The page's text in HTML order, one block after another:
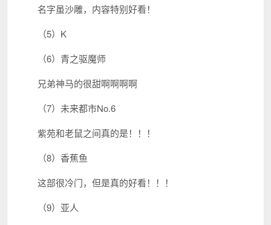
名字虽沙雕，内容特别好看！
（5）K
（6）青之驱魔师
兄弟神马的很甜啊啊啊啊
（7）未来都市No.6
紫苑和老鼠之间真的是！！！
（8）香蕉鱼
这部很冷门，但是真的好看！！！
（9）亚人